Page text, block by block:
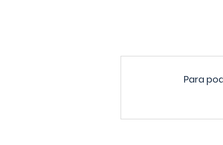
Para